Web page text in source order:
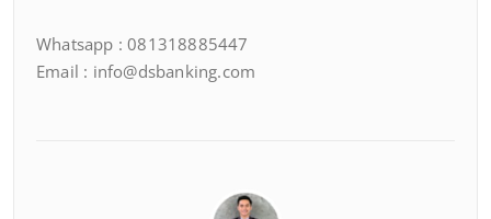
Whatsapp : 081318885447
Email : info@dsbanking.com